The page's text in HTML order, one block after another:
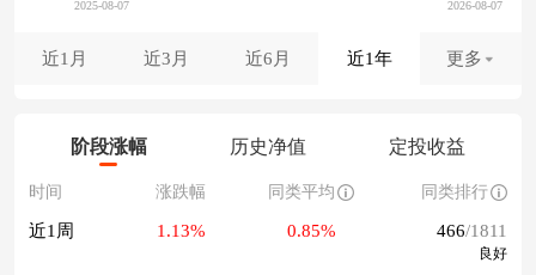
近1月 近3月 近6月 近1年 更多
阶段涨幅 历史净值 定投收益
时间 涨跌幅 同类平均 同类排行
近1周 1.13% 0.85% 466/1811
良好